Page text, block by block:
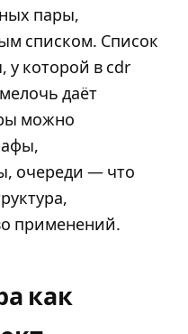
пары,
списком. Список
у которой в cdr
даёт
можно
очереди — что
применений.
как